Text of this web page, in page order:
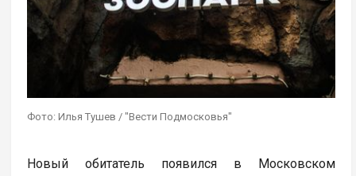
Фото: Илья Тушев / "Вести Подмосковья"
Новый обитатель появился в Московском